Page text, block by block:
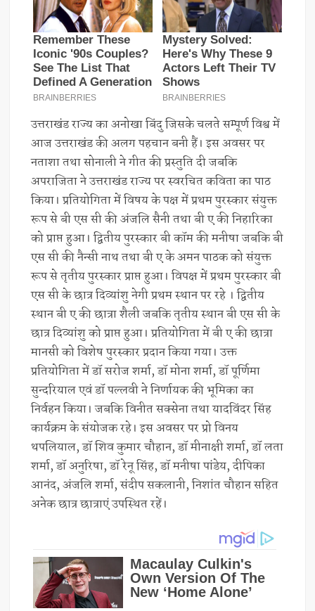
उत्तराखंड राज्य का अनोखा बिंदु जिसके चलते सम्पूर्ण विश्व में
आज उत्तराखंड की अलग पहचान बनी हैं। इस अवसर पर
नताशा तथा सोनाली ने गीत की प्रस्तुति दी जबकि
अपराजिता ने उत्तराखंड राज्य पर स्वरचित कविता का पाठ
किया। प्रतियोगिता में विषय के पक्ष में प्रथम पुरस्कार संयुक्त
रूप से बी एस सी की अंजलि सैनी तथा बी ए की निहारिका
को प्राप्त हुआ। द्वितीय पुरस्कार बी कॉम की मनीषा जबकि बी
एस सी की नैन्सी नाथ तथा बी ए के अमन पाठक को संयुक्त
रूप से तृतीय पुरस्कार प्राप्त हुआ। विपक्ष में प्रथम पुरस्कार बी
एस सी के छात्र दिव्यांशु नेगी प्रथम स्थान पर रहे । द्वितीय
स्थान बी ए की छात्रा शैली जबकि तृतीय स्थान बी एस सी के
छात्र दिव्यांशु को प्राप्त हुआ। प्रतियोगिता में बी ए की छात्रा
मानसी को विशेष पुरस्कार प्रदान किया गया। उक्त
प्रतियोगिता में डॉ सरोज शर्मा, डॉ मोना शर्मा, डॉ पूर्णिमा
सुन्दरियाल एवं डॉ पल्लवी ने निर्णायक की भूमिका का
निर्वहन किया। जबकि विनीत सक्सेना तथा यादविंदर सिंह
कार्यक्रम के संयोजक रहे। इस अवसर पर प्रो विनय
थपलियाल, डॉ शिव कुमार चौहान, डॉ मीनाक्षी शर्मा, डॉ लता
शर्मा, डॉ अनुरिषा, डॉ रेनू सिंह, डॉ मनीषा पांडेय, दीपिका
आनंद, अंजलि शर्मा, संदीप सकलानी, निशांत चौहान सहित
अनेक छात्र छात्राएं उपस्थित रहें।